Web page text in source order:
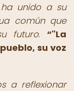
unido a su
común que
futuro. "La
su voz
a reflexionar